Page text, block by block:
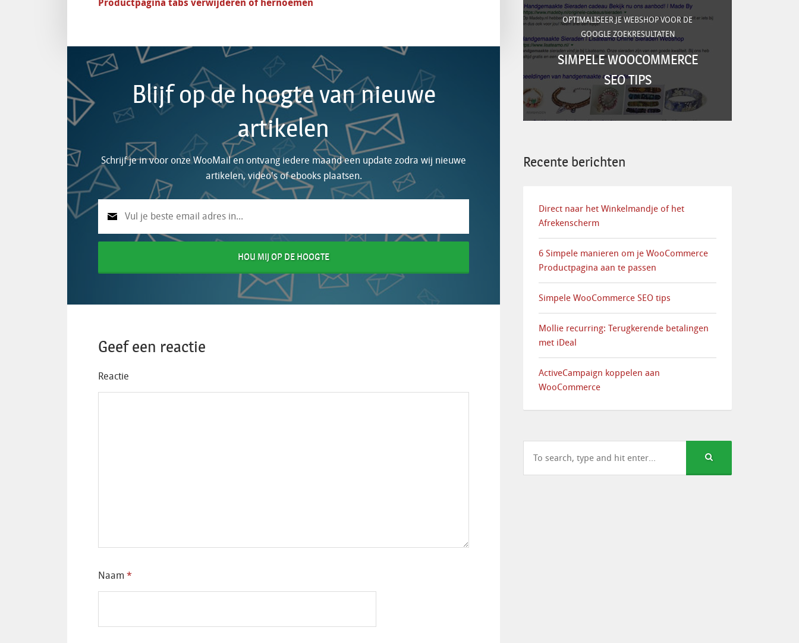
Productpagina tabs verwijderen of hernoemen
Blijf op de hoogte van nieuwe
artikelen
Schrijf je in voor onze WooMail en ontvang iedere maand een update zodra wij nieuwe
artikelen, video's of ebooks plaatsen.
HOU MIJ OP DE HOOGTE
Geef een reactie
Reactie
Naam *
OPTIMALISEER JE WEBSHOP VOOR DE
GOOGLE ZOEKRESULTATEN
SIMPELE WOOCOMMERCE
SEO TIPS
Recente berichten
Direct naar het Winkelmandje of het
Afrekenscherm
6 Simpele manieren om je WooCommerce
Productpagina aan te passen
Simpele WooCommerce SEO tips
Mollie recurring: Terugkerende betalingen
met iDeal
ActiveCampaign koppelen aan
WooCommerce